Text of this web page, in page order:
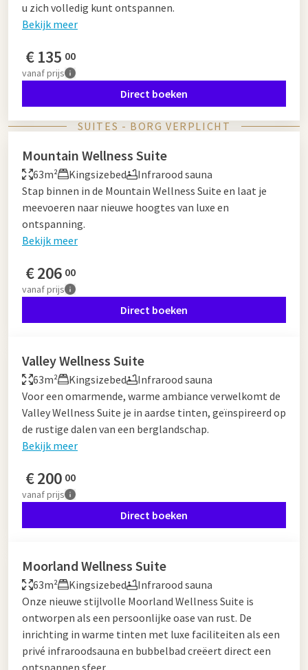
u zich volledig kunt ontspannen.
Bekijk meer
€135 00
vanafprijs
Direct boeken
SUITES - BORG VERPLICHT
Mountain Wellness Suite
63m² Kingsizebed
Infrarood sauna
Stap binnen in de Mountain Wellness Suite en laat je
meevoeren naar nieuwe hoogtes van luxe en
ontspanning.
Bekijk meer
€206 00
vanafprijs
Direct boeken
Valley Wellness Suite
63m² Kingsizebed
Infrarood sauna
Voor een omarmende, warme ambiance verwelkomt de
Valley Wellness Suite je in aardse tinten, geïnspireerd op
de rustige dalen van een berglandschap.
Bekijk meer
€200 00
vanafprijs
Direct boeken
Moorland Wellness Suite
63m² Kingsizebed
Infrarood sauna
Onze nieuwe stijlvolle Moorland Wellness Suite is
ontworpen als een persoonlijke oase van rust. De
inrichting in warme tinten met luxe faciliteiten als een
privé infraroodsauna en bubbelbad creëert direct een
ontspannen sfeer.